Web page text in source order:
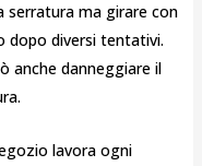
serratura ma girare con
dopo diversi tentativi.
anche danneggiare il
lavora ogni